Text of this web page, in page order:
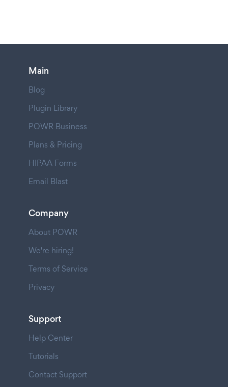
Main
Blog
Plugin Library
POWR Business
Plans & Pricing
HIPAA Forms
Email Blast
Company
About POWR
We're hiring!
Terms of Service
Privacy
Support
Help Center
Tutorials
Contact Support